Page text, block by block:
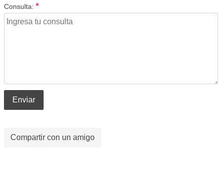
Consulta: *
Enviar
Compartir con un amigo